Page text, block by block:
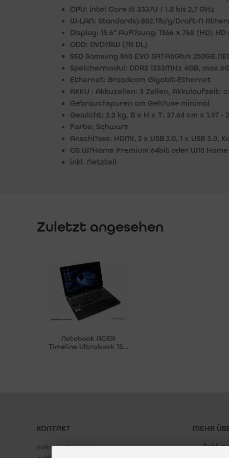
CPU: Intel Core i5 3337U / 1.8 bis 2,7 GHz
W-LAN: Standards):802.11b/g/Draft-N
Display: 15.6" Aufl?sung: 1366 x 768 (HD)
ODD: DVD?RW (?R DL)
SSD Samsung 860 EVO SATA6Gb/s 250GB
Speichermodul: DDR3 1333MHz 4GB,
Ethernet: Broadcom Gigabit-Ethernet
AKKU : Akkuzellen: 3 Zellen, Akkulaufzeit:
Gebrauchspuren am Geh?use minimal
Gewicht: 2.3 kg, B x H x T: 37.64 cm x 1.97 -
Farbe: Schwarz
Anschl?sse: HDMI, 2 x USB 2.0, 1 x USB
OS W7Home Premium 64bit oder W10
inkl. Netzteil
Zuletzt angesehen
Notebook ACER
Timeline Ultrabook 15.6
KONTAKT
rakna enterprise
MEHR